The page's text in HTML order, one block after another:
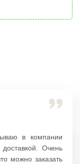
в компании
Очень
можно заказать